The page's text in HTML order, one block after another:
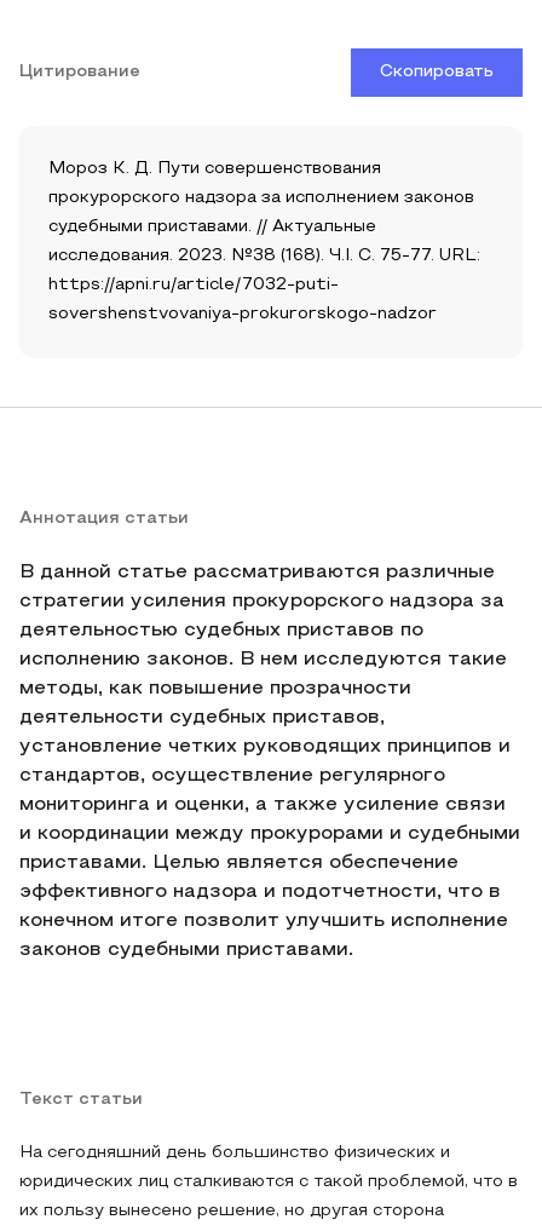
Цитирование Скопировать
Мороз К. Д. Пути совершенствования
прокурорского надзора за исполнением законов
судебными приставами. // Актуальные
исследования. 2023. №38 (168). Ч.I. С. 75-77. URL:
https://apni.ru/article/7032-puti-
sovershenstvovaniya-prokurorskogo-nadzor
Аннотация статьи
В данной статье рассматриваются различные
стратегии усиления прокурорского надзора за
деятельностью судебных приставов по
исполнению законов. В нем исследуются такие
методы, как повышение прозрачности
деятельности судебных приставов,
установление четких руководящих принципов и
стандартов, осуществление регулярного
мониторинга и оценки, а также усиление связи
и координации между прокурорами и судебными
приставами. Целью является обеспечение
эффективного надзора и подотчетности, что в
конечном итоге позволит улучшить исполнение
законов судебными приставами.
Текст статьи
На сегодняшний день большинство физических и
юридических лиц сталкиваются с такой проблемой, что в
их пользу вынесено решение, но другая сторона